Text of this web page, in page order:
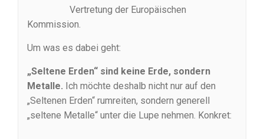
Vertretung der Europäischen
Kommission.
Um was es dabei geht:
„Seltene Erden“ sind keine Erde, sondern
Metalle. Ich möchte deshalb nicht nur auf den
„Seltenen Erden“ rumreiten, sondern generell
„seltene Metalle“ unter die Lupe nehmen. Konkret: